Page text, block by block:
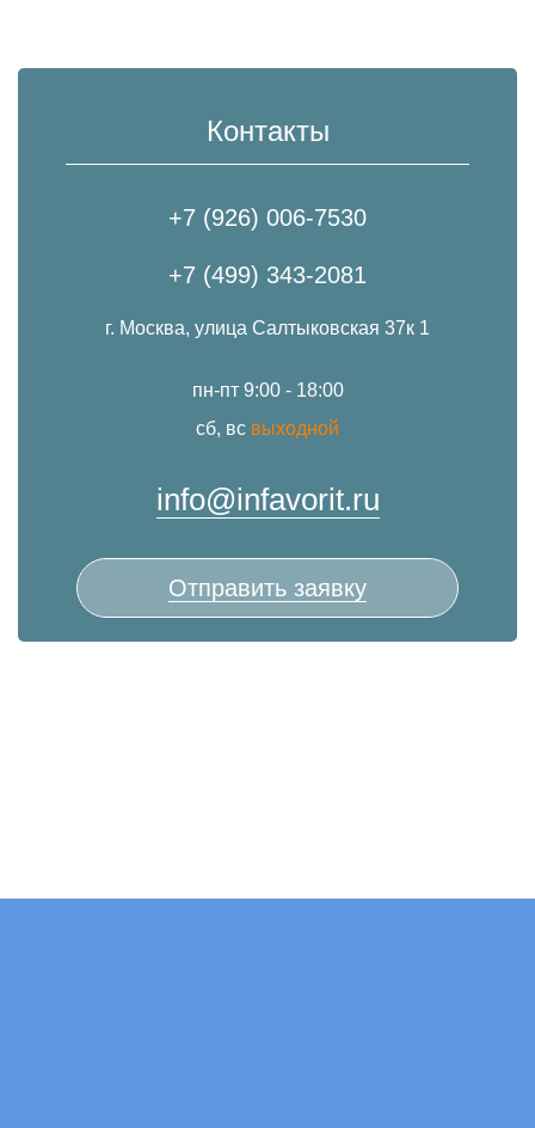
Контакты
+7 (926) 006-7530
+7 (499) 343-2081
г. Москва, улица Салтыковская 37к 1
пн-пт 9:00 - 18:00
сб, вс выходной
info@infavorit.ru
Отправить заявку